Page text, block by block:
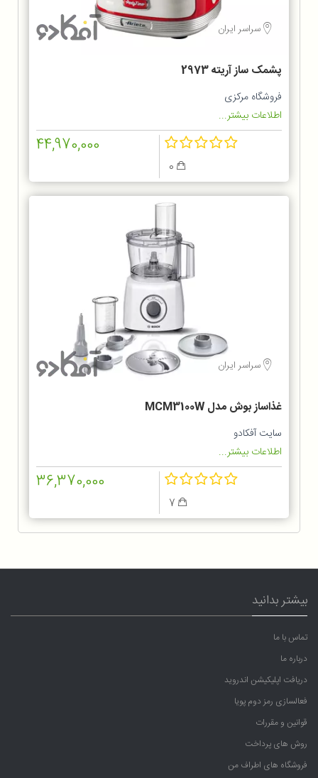
سراسر ایران
پشمک ساز آریته 2973
فروشگاه مرکزی
اطلاعات بیشتر...
44,970,000
سراسر ایران
غذاساز بوش مدل MCM3100W
سایت آفکادو
اطلاعات بیشتر...
36,370,000
بیشتر بدانید
تماس با ما
درباره ما
دریافت اپلیکیشن اندروید
فعالسازی رمز دوم پویا
قوانین و مقررات
روش های پرداخت
فروشگاه های اطراف من